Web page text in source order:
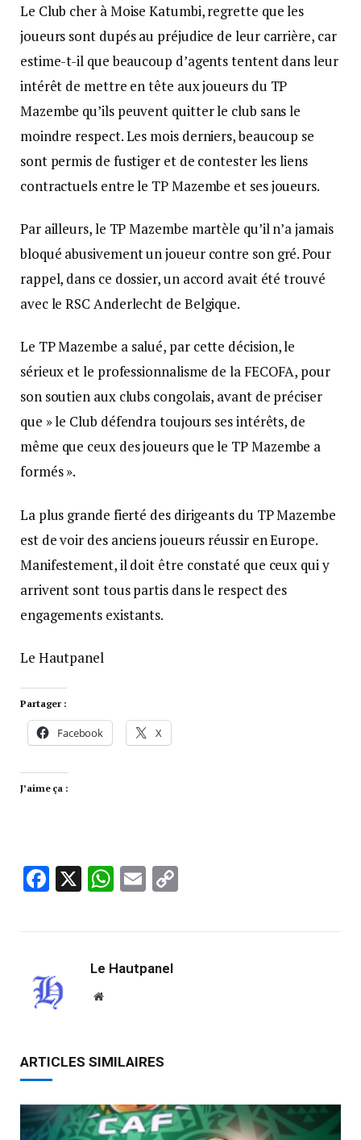
Le Club cher à Moise Katumbi, regrette que les
joueurs sont dupés au préjudice de leur carrière, car
estime-t-il que beaucoup d’agents tentent dans leur
intérêt de mettre en tête aux joueurs du TP
Mazembe qu’ils peuvent quitter le club sans le
moindre respect. Les mois derniers, beaucoup se
sont permis de fustiger et de contester les liens
contractuels entre le TP Mazembe et ses joueurs.
Par ailleurs, le TP Mazembe martèle qu’il n’a jamais
bloqué abusivement un joueur contre son gré. Pour
rappel, dans ce dossier, un accord avait été trouvé
avec le RSC Anderlecht de Belgique.
Le TP Mazembe a salué, par cette décision, le
sérieux et le professionnalisme de la FECOFA, pour
son soutien aux clubs congolais, avant de préciser
que » le Club défendra toujours ses intérêts, de
même que ceux des joueurs que le TP Mazembe a
formés ».
La plus grande fierté des dirigeants du TP Mazembe
est de voir des anciens joueurs réussir en Europe.
Manifestement, il doit être constaté que ceux qui y
arrivent sont tous partis dans le respect des
engagements existants.
Le Hautpanel
Partager :
Facebook X
J’aime ça :
Facebook
X WhatsApp
Email
Le Hautpanel
Website
ARTICLES SIMILAIRES